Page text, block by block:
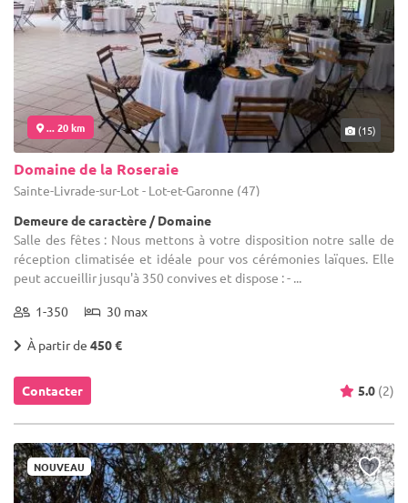
... 20 km (15)
Domaine de la Roseraie
Sainte-Livrade-sur-Lot - Lot-et-Garonne (47)
Demeure de caractère / Domaine
Salle des fêtes : Nous mettons à votre disposition notre salle de
réception climatisée et idéale pour vos cérémonies laïques. Elle
peut accueillir jusqu'à 350 convives et dispose : - ...
1-350 30 max
À partir de 450 €
Contacter 5.0 (2)
NOUVEAU